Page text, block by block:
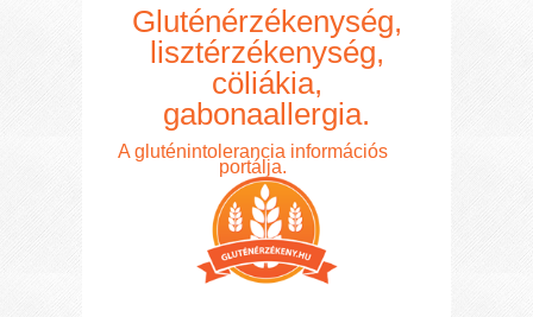
Gluténérzékenység,
lisztérzékenység,
cöliákia,
gabonaallergia.
A gluténintolerancia információs
portálja.